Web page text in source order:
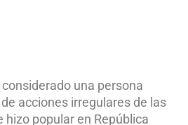
considerado una persona
de acciones irregulares de las
hizo popular en República